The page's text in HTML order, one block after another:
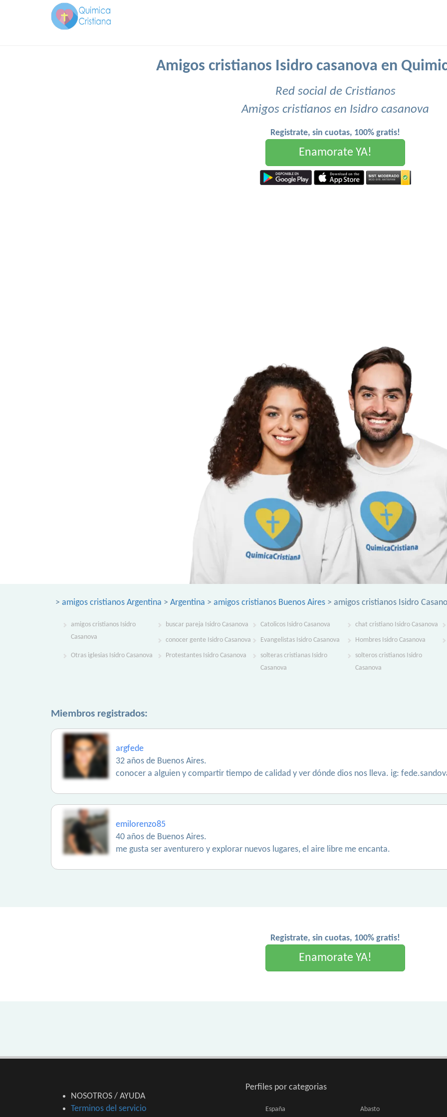
Amigos cristianos Isidro casanova en
Red social de Cristianos
Amigos cristianos en Isidro casanova
Registrate, sin cuotas, 100% gratis!
Enamorate YA!
> amigos cristianos Argentina > Argentina > amigos cristianos Buenos Aires > amigos cristianos Isidro
amigos cristianos Isidro
Casanova
buscar pareja Isidro Casanova Catolicos Isidro Casanova chat cristiano Isidro Casanova
conocer gente Isidro Casanova Evangelistas Isidro Casanova Hombres Isidro Casanova
Otras iglesias Isidro Casanova Protestantes Isidro Casanova
solteras cristianas Isidro
Casanova
solteros cristianos Isidro
Casanova
Miembros registrados:
argfede
32 años de Buenos Aires.
conocer a alguien y compartir tiempo de calidad y ver dónde dios nos lleva. ig:
emilorenzo85
40 años de Buenos Aires.
me gusta ser aventurero y explorar nuevos lugares, el aire libre me encanta.
Registrate, sin cuotas, 100% gratis!
Enamorate YA!
NOSOTROS / AYUDA
Terminos del servicio
Perfiles por categorias
España Abasto